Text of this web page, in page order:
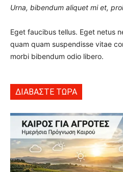
Urna, bibendum aliquet mi et,
Eget faucibus tellus. Eget netus
quam quam suspendisse vitae
morbi bibendum odio libero.
ΔΙΑΒΑΣΤΕ ΤΩΡΑ